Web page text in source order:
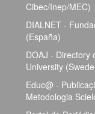
Cibec/Inep/MEC)
DIALNET -
(España)
DOAJ - Directory
University
Educ@ -
Metodologia